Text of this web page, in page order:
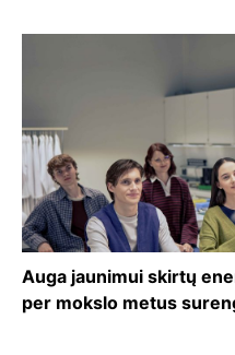
Auga jaunimui skirtų
per mokslo metus